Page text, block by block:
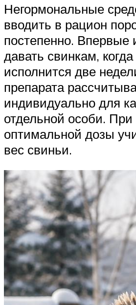
Негормональные
вводить в рацион
постепенно. Впервые
давать свинкам,
исполнится две
препарата
индивидуально для
отдельной особи.
оптимальной дозы
вес свиньи.